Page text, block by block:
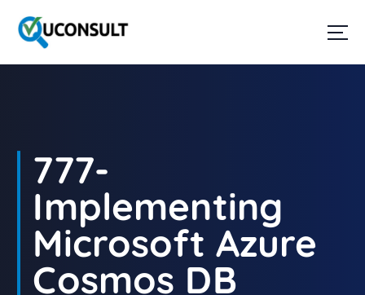
a
777-
Implementing
Microsoft Azure
Cosmos DB